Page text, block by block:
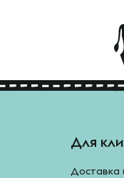
Для
Доставка